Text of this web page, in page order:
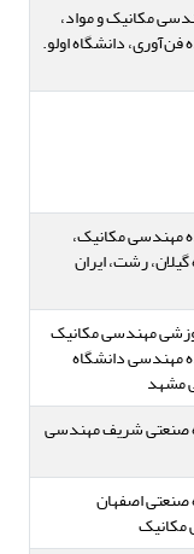
مکانیک و مواد،
دانشگاه اولو.
مهندسی مکانیک،
رشت، ایران
مهندسی مکانیک
مهندسی دانشگاه
مشهد
صنعتی شریف مهندسی
صنعتی اصفهان